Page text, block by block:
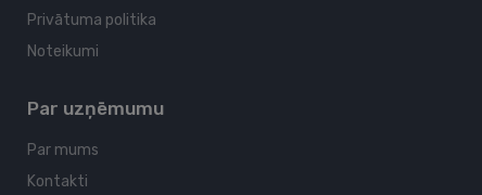
Privātuma politika
Noteikumi
Par uzņēmumu
Par mums
Kontakti